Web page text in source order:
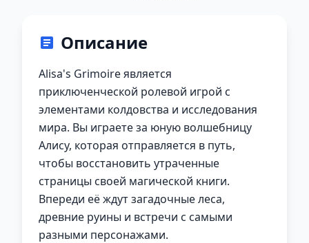
Описание
Alisa's Grimoire является
приключенческой ролевой игрой с
элементами колдовства и исследования
мира. Вы играете за юную волшебницу
Алису, которая отправляется в путь,
чтобы восстановить утраченные
страницы своей магической книги.
Впереди её ждут загадочные леса,
древние руины и встречи с самыми
разными персонажами.